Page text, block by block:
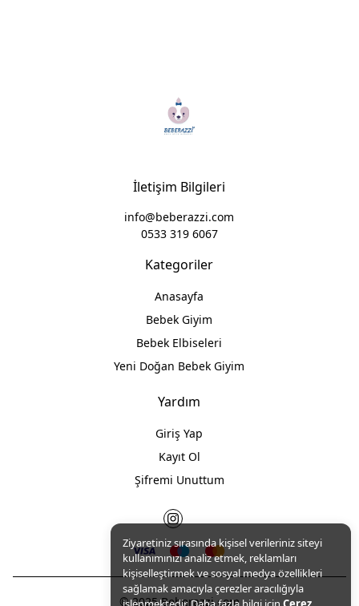
Ziyaretiniz sırasında kişisel verileriniz siteyi
kullanımınızı analiz etmek, reklamları
kişiselleştirmek ve sosyal medya özellikleri
sağlamak amacıyla çerezler aracılığıyla
Kategoriler
Anasayfa
Bebek Giyim
Bebek Elbiseleri
Yeni Doğan Bebek Giyim
İletişim Bilgileri
info@beberazzi.com
0533 319 6067
Yardım
Giriş Yap
Kayıt Ol
Şifremi Unuttum
© 2025 Beberazzi.com